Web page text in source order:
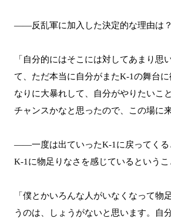
――反乱軍に加入した決定的な理由は？
「自分的にはそこには対してあまり思
て、ただ本当に自分がまたK-1の舞台
なりに大暴れして、自分がやりたいこ
チャンスかなと思ったので、この場に
――一度は出ていったK-1に戻ってくる
K-1に物足りなさを感じているというこ
「僕とかいろんな人がいなくなって物
うのは、しょうがないと思います。自